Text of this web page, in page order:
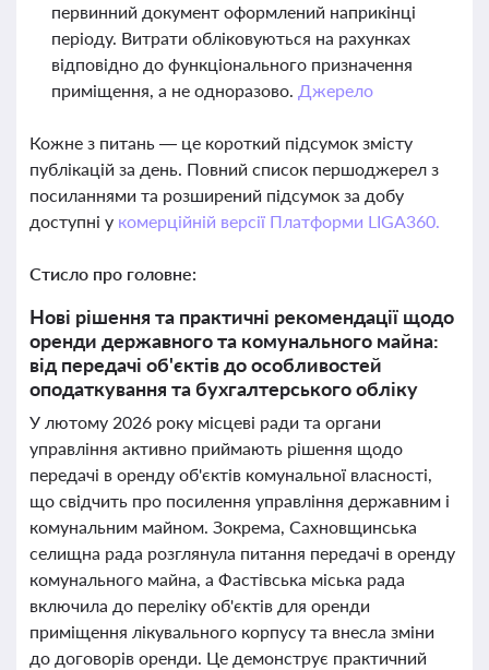
первинний документ оформлений наприкінці
періоду. Витрати обліковуються на рахунках
відповідно до функціонального призначення
приміщення, а не одноразово. Джерело
Кожне з питань — це короткий підсумок змісту
публікацій за день. Повний список першоджерел з
посиланнями та розширений підсумок за добу
доступні у комерційній версії Платформи LIGA360.
Стисло про головне:
Нові рішення та практичні рекомендації щодо
оренди державного та комунального майна:
від передачі об'єктів до особливостей
оподаткування та бухгалтерського обліку
У лютому 2026 року місцеві ради та органи
управління активно приймають рішення щодо
передачі в оренду об'єктів комунальної власності,
що свідчить про посилення управління державним і
комунальним майном. Зокрема, Сахновщинська
селищна рада розглянула питання передачі в оренду
комунального майна, а Фастівська міська рада
включила до переліку об'єктів для оренди
приміщення лікувального корпусу та внесла зміни
до договорів оренди. Це демонструє практичний